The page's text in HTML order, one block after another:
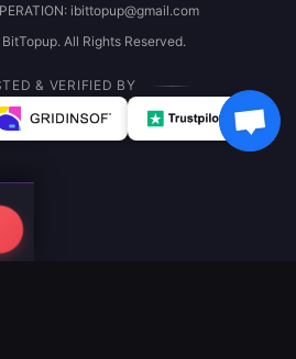
ibittopup@gmail.com
All Rights Reserved.
& VERIFIED BY